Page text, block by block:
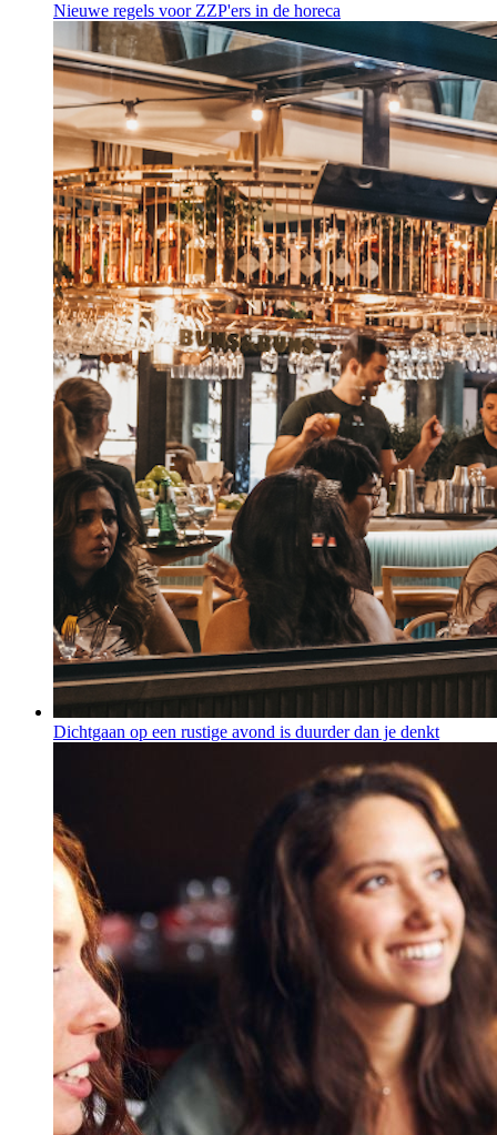
Nieuwe regels voor ZZP'ers in de horeca
Dichtgaan op een rustige avond is duurder dan je denkt